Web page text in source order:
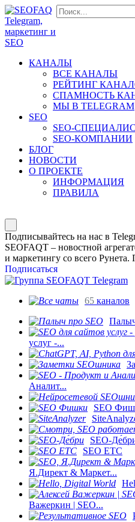
КАНАЛЫ
ВСЕ КАНАЛЫ
РЕЙТИНГ
СПАМНОСТЬ
МЫ В TELEGRAM
SEO
SEO-
SEO-КОМПАНИИ
БЛОГ
НОВОСТИ
О ПРОЕКТЕ
ИНФОРМАЦИЯ
ПРАВИЛА
Подписывайтесь на нас в
SEOFAQT – новостной
и маркетингу со всего
Подписаться
65 каналов
услуг -...
Аналит...
SEO
SEO-
SEO ETC
Я.Директ & Маркет...
Важеркин | SEO...